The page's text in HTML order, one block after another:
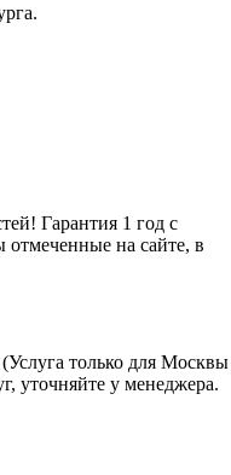
! Гарантия 1 год с
на сайте, в
только для Москвы
уточняйте у менеджера.